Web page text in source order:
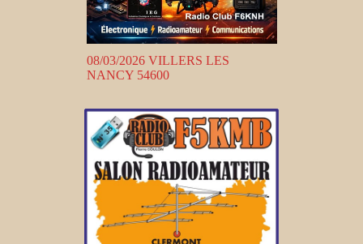
08/03/2026 VILLERS LES
NANCY 54600